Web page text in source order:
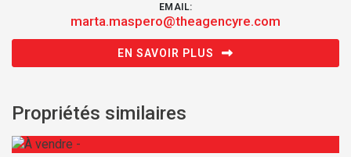
EMAIL:
marta.maspero@theagencyre.com
EN SAVOIR PLUS
Propriétés similaires